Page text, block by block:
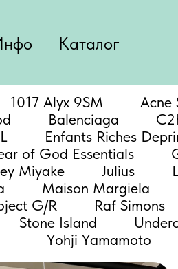
Каталог
1017 Alyx 9SM
Acne
Balenciaga
Enfants Riches
of God Essentials
Miyake
Julius
Maison Margiela
G/R
Raf Simons
Stone Island
Yohji Yamamoto